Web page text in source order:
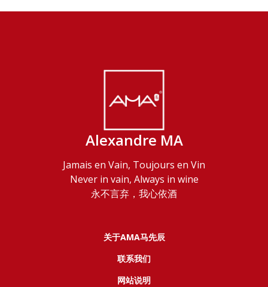
Alexandre MA
Jamais en Vain, Toujours en Vin
Never in vain, Always in wine
永不言弃，我心依酒
关于AMA马先辰
联系我们
网站说明